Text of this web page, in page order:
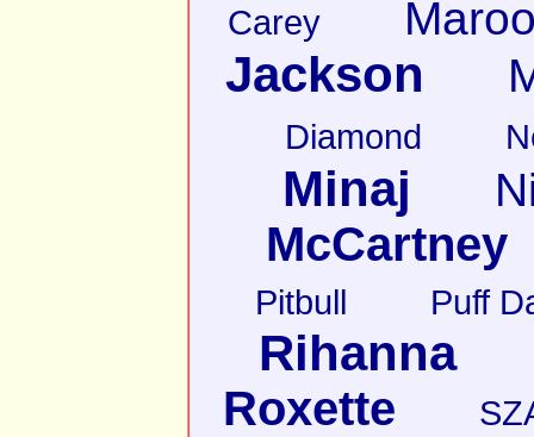
Carey
Jackson
Diamond
Minaj
McCartney
Pitbull Puff
Rihanna
Roxette